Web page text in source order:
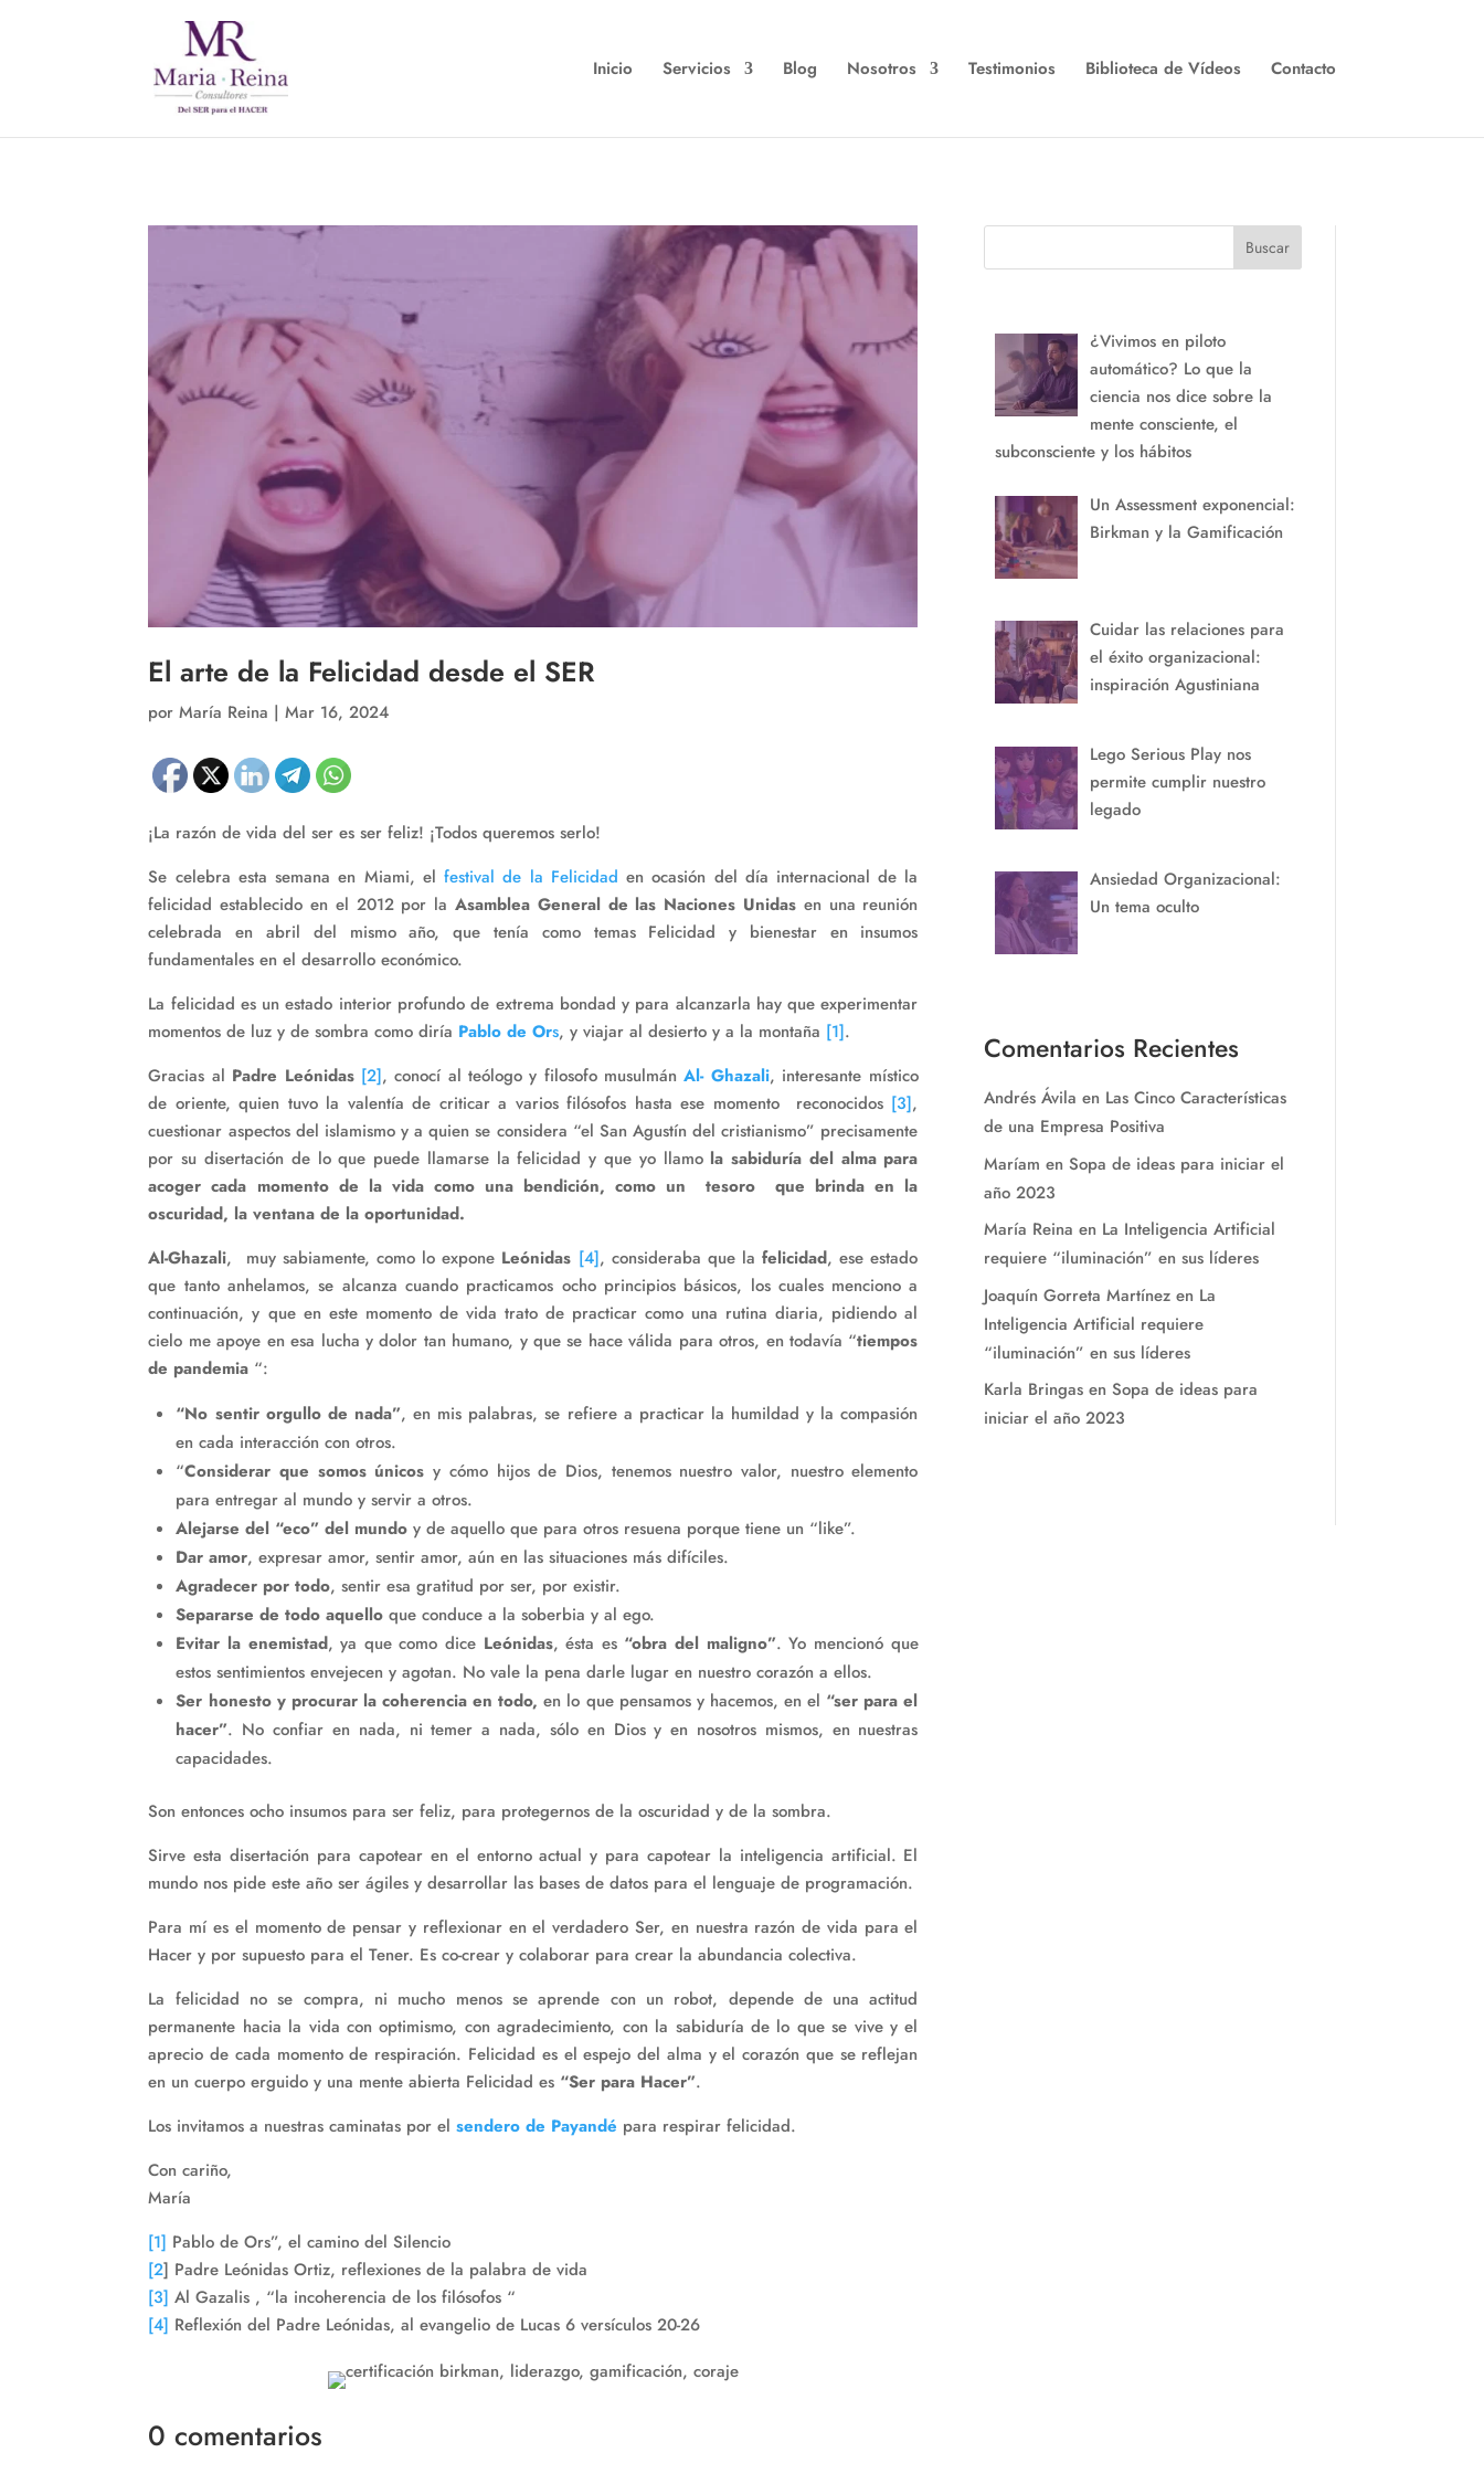
Inicio Servicios Blog Nosotros Testimonios Biblioteca de Vídeos Contacto
El arte de la Felicidad desde el SER
porMaría Reina |Mar 16, 2024
¡La razón de vida del ser es ser feliz! ¡Todos queremos serlo!
Se celebra esta semana en Miami, elfestival de la Felicidad en ocasión del día internacional de la
felicidad establecido en el 2012 por laAsamblea General de las Naciones Unidas en una reunión
celebrada en abril del mismo año, que tenía como temas Felicidad y bienestar en insumos
fundamentales en el desarrollo económico.
La felicidad es un estado interior profundo de extrema bondad y para alcanzarla hay que experimentar
momentos de luz y de sombra como diría Pablo de Ors, y viajar al desierto y a la montaña [1].
Gracias al Padre Leónidas [2], conocí al teólogo y filosofo musulmánAl- Ghazali, interesante místico
de oriente, quien tuvo la valentía de criticar a varios filósofos hasta ese momento reconocidos [3],
cuestionar aspectos del islamismo y a quien se considera “el San Agustín del cristianismo” precisamente
por su disertación de lo que puede llamarse la felicidad y que yo llamo la sabiduría del alma para
acoger cada momento de la vida como una bendición, como un tesoro que brinda en la
oscuridad, la ventana de la oportunidad.
Al-Ghazali, muy sabiamente, como lo expone Leónidas [4], consideraba que lafelicidad, ese estado
que tanto anhelamos, se alcanza cuando practicamos ocho principios básicos, los cuales menciono a
continuación, y que en este momento de vida trato de practicar como una rutina diaria, pidiendo al
cielo me apoye en esa lucha y dolor tan humano, y que se hace válida para otros, en todavía “tiempos
de pandemia “:
“No sentir orgullo de nada”, en mis palabras, se refiere a practicar la humildad y la compasión
en cada interacción con otros.
“Considerar que somos únicosy cómo hijos de Dios, tenemos nuestro valor, nuestro elemento
para entregar al mundo y servir a otros.
Alejarse del “eco” del mundoy de aquello que para otros resuena porque tiene un “like”.
Dar amor, expresar amor, sentir amor, aún en las situaciones más difíciles.
Agradecer por todo, sentir esa gratitud por ser, por existir.
Separarse de todo aquelloque conduce a la soberbia y al ego.
Evitar la enemistad, ya que como dice Leónidas, ésta es “obra del maligno”. Yo mencionó que
estos sentimientos envejecen y agotan. No vale la pena darle lugar en nuestro corazón a ellos.
Ser honesto y procurar la coherencia en todo,en lo que pensamos y hacemos, en el “ser para el
hacer”. No confiar en nada, ni temer a nada, sólo en Dios y en nosotros mismos, en nuestras
capacidades.
Son entonces ocho insumos para ser feliz, para protegernos de la oscuridad y de la sombra.
Sirve esta disertación para capotear en el entorno actual y para capotear la inteligencia artificial. El
mundo nos pide este año ser ágiles y desarrollar las bases de datos para el lenguaje de programación.
Para mí es el momento de pensar y reflexionar en el verdadero Ser, en nuestra razón de vida para el
Hacer y por supuesto para el Tener. Es co-crear y colaborar para crear la abundancia colectiva.
La felicidad no se compra, ni mucho menos se aprende con un robot, depende de una actitud
permanente hacia la vida con optimismo, con agradecimiento, con la sabiduría de lo que se vive y el
aprecio de cada momento de respiración. Felicidad es el espejo del alma y el corazón que se reflejan
en un cuerpo erguido y una mente abierta Felicidad es “Ser para Hacer”.
Los invitamos a nuestras caminatas por elsendero de Payandé para respirar felicidad.
Con cariño,
María
[1] Pablo de Ors”, el camino del Silencio
[2] Padre Leónidas Ortiz, reflexiones de la palabra de vida
[3] Al Gazalis , “la incoherencia de los filósofos “
[4] Reflexión del Padre Leónidas, al evangelio de Lucas 6 versículos 20-26
0 comentarios
Buscar
¿Vivimos en piloto
automático? Lo que la
ciencia nos dice sobre la
mente consciente, el
subconsciente y los hábitos
Un Assessment exponencial:
Birkman y la Gamificación
Cuidar las relaciones para
el éxito organizacional:
inspiración Agustiniana
Lego Serious Play nos
permite cumplir nuestro
legado
Ansiedad Organizacional:
Un tema oculto
Comentarios Recientes
Andrés Ávila en Las Cinco Características
de una Empresa Positiva
Maríam en Sopa de ideas para iniciar el
año 2023
María Reina en La Inteligencia Artificial
requiere “iluminación” en sus líderes
Joaquín Gorreta Martínezen La
Inteligencia Artificial requiere
“iluminación” en sus líderes
Karla Bringasen Sopa de ideas para
iniciar el año 2023